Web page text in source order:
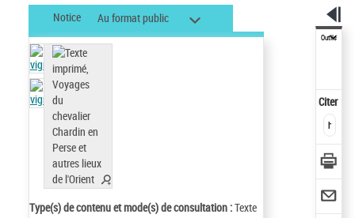
Notice Au format public
Type(s) de contenu et mode(s) de consultation :Texte
Outils
Citer